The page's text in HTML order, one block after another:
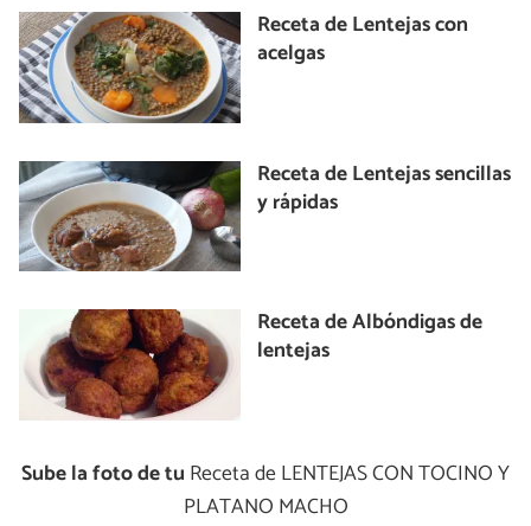
Receta de Lentejas con
acelgas
Receta de Lentejas sencillas
y rápidas
Receta de Albóndigas de
lentejas
Sube la foto de tu Receta de LENTEJAS CON TOCINO Y
PLATANO MACHO